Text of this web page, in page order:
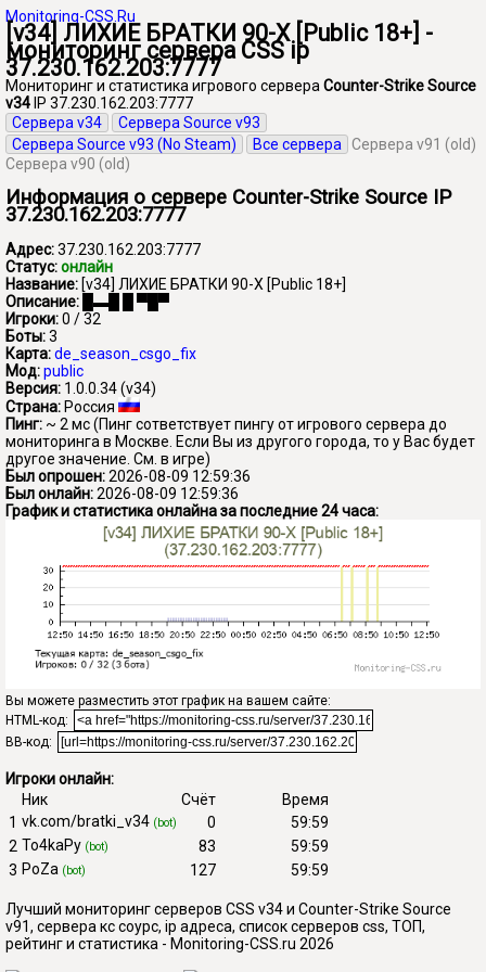
Monitoring-CSS.Ru
[v34] ЛИХИЕ БРАТКИ 90-Х [Public 18+] -
мониторинг сервера CSS ip
37.230.162.203:7777
Мониторинг и статистика игрового сервера Counter-Strike Source
v34 IP 37.230.162.203:7777
Сервера v34
Сервера Source v93
Сервера Source v93 (No Steam)
Все сервера
Сервера v91 (old)
Сервера v90 (old)
Информация о сервере Counter-Strike Source IP
37.230.162.203:7777
Адрес:37.230.162.203:7777
Статус:онлайн
Название: [v34] ЛИХИЕ БРАТКИ 90-Х [Public 18+]
Описание: █▬█ █ ▀█▀
Игроки:0 / 32
Боты:3
Карта:de_season_csgo_fix
Мод:public
Версия: 1.0.0.34 (v34)
Страна: Россия
Пинг: ~ 2 мс(Пинг сответствует пингу от игрового сервера до
мониторинга в Москве. Если Вы из другого города, то у Вас будет
другое значение. См. в игре)
Был опрошен:2026-08-09 12:59:36
Был онлайн:2026-08-09 12:59:36
График и статистика онлайна за последние 24 часа:
Вы можете разместить этот график на вашем сайте:
HTML-код:
BB-код:
Игроки онлайн:
Ник
Счёт
Время
1 vk.com/bratki_v34 (bot) 0
59:59
2 To4kaPy (bot) 83
59:59
3 PoZa (bot) 127 59:59
Лучший мониторинг серверов CSS v34 и Counter-Strike Source
v91, сервера кс соурс, ip адреса, список серверов css, ТОП,
рейтинг и статистика - Monitoring-CSS.ru 2026